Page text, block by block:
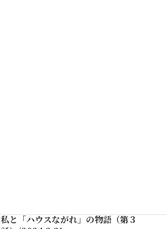
私と「ハウスながれ」の物語（第３